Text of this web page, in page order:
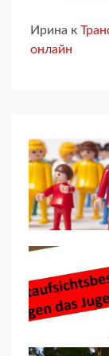
Ирина к
онлайн
1
2